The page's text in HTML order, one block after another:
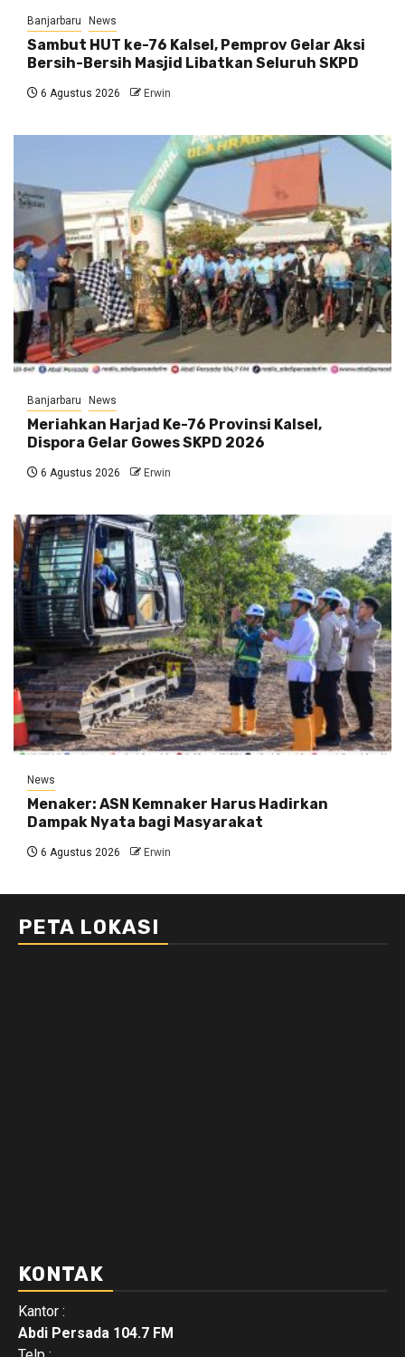
Banjarbaru News
Sambut HUT ke-76 Kalsel, Pemprov Gelar Aksi
Bersih-Bersih Masjid Libatkan Seluruh SKPD
6 Agustus 2026 Erwin
Banjarbaru News
Meriahkan Harjad Ke-76 Provinsi Kalsel,
Dispora Gelar Gowes SKPD 2026
6 Agustus 2026 Erwin
News
Menaker: ASN Kemnaker Harus Hadirkan
Dampak Nyata bagi Masyarakat
6 Agustus 2026 Erwin
PETA LOKASI
KONTAK
Kantor :
Abdi Persada 104.7 FM